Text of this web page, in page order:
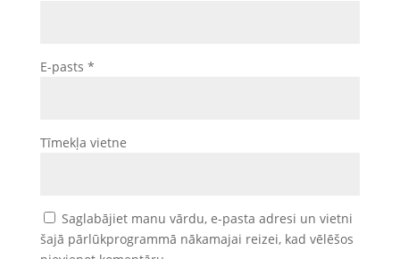
E-pasts *
Tīmekļa vietne
Saglabājiet manu vārdu, e-pasta adresi un vietni
šajā pārlūkprogrammā nākamajai reizei, kad vēlēšos